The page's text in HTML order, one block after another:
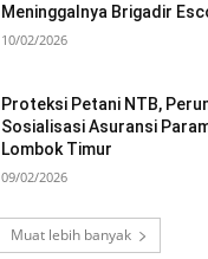
Meninggalnya Brigadir
10/02/2026
Proteksi Petani NTB,
Sosialisasi Asuransi
Lombok Timur
09/02/2026
Muat lebih banyak